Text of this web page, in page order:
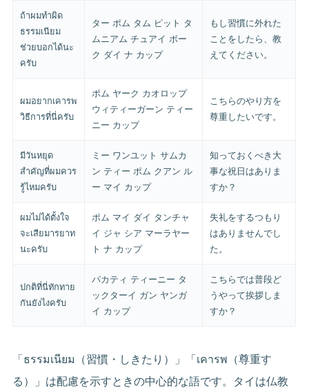
ถ้าผมทำผิด
ธรรมเนียม
ช่วยบอกได้นะ
ครับ
ター ポム タム ピット タ
ムニアム チュアイ ボー
ク ダイ ナ カップ
もし習慣に外れた
ことをしたら、教
えてください。
ผมอยากเคารพ
วิธีการที่นี่ครับ
ポム ヤーク カオロップ
ウィティーガーン ティー
ニー カップ
こちらのやり方を
尊重したいです。
มีวันหยุด
สำคัญที่ผมควร
รู้ไหมครับ
ミー ワンユット サムカ
ン ティー ポム クアン ル
ー マイ カップ
知っておくべき大
事な祝日はありま
すか？
ผมไม่ได้ตั้งใจ
จะเสียมารยาท
นะครับ
ポム マイ ダイ タンチャ
イ ジャ シア マーラヤー
ト ナ カップ
失礼をするつもり
はありませんでし
た。
ปกติที่นี่ทักทาย
กันยังไงครับ
パカティ ティーニー タ
ックターイ ガン ヤンガ
イ カップ
こちらでは普段ど
うやって挨拶しま
すか？
「ธรรมเนียม（習慣・しきたり）」「เคารพ（尊重す
る）」は配慮を示すときの中心的な語です。タイは仏教